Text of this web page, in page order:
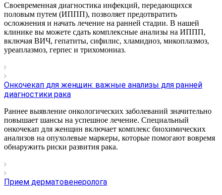
Своевременная диагностика инфекций, передающихся
половым путем (ИППП), позволяет предотвратить
осложнения и начать лечение на ранней стадии. В нашей
клинике вы можете сдать комплексные анализы на ИППП,
включая ВИЧ, гепатиты, сифилис, хламидиоз, микоплазмоз,
уреаплазмоз, герпес и трихомониаз.
Онкочекап для женщин: важные анализы для ранней
диагностики рака
Раннее выявление онкологических заболеваний значительно
повышает шансы на успешное лечение. Специальный
онкочекап для женщин включает комплекс биохимических
анализов на опухолевые маркеры, которые помогают вовремя
обнаружить риски развития рака.
Прием дерматовенеролога